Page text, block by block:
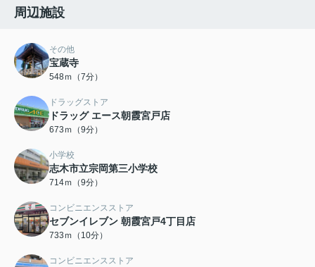
周辺施設
その他
宝蔵寺
548ｍ（7分）
ドラッグストア
ドラッグ エース朝霞宮戸店
673ｍ（9分）
小学校
志木市立宗岡第三小学校
714ｍ（9分）
コンビニエンスストア
セブンイレブン 朝霞宮戸4丁目店
733ｍ（10分）
コンビニエンスストア